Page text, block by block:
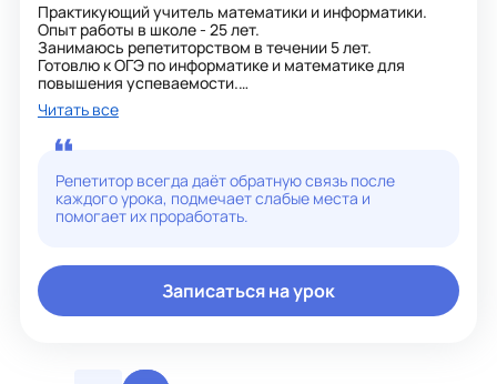
Практикующий учитель математики и информатики.
Опыт работы в школе - 25 лет.
Занимаюсь репетиторством в течении 5 лет.
Готовлю к ОГЭ по информатике и математике для
повышения успеваемости.
Работа с учеником начинается с диагностики,
позволяющей определить текущий уровень знаний и
выявить пробелы.
Затем, по результатам диагностики, составляется
индивидуальная программа в зависимости от целей и
имеющегося для их достижения времени.
Обучение ведется по индивидуально подобранным
дидактическим материалам и персонально
уровня знаний и потребностей каждого конкретного
ученика.
Читать все
Репетитор всегда даёт обратную связь после
каждого урока, подмечает слабые места и
помогает их проработать.
Записаться на урок